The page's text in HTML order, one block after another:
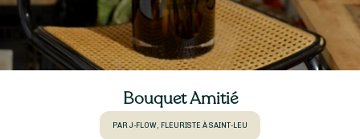
Bouquet Amitié
PAR J-FLOW, FLEURISTE À SAINT-LEU